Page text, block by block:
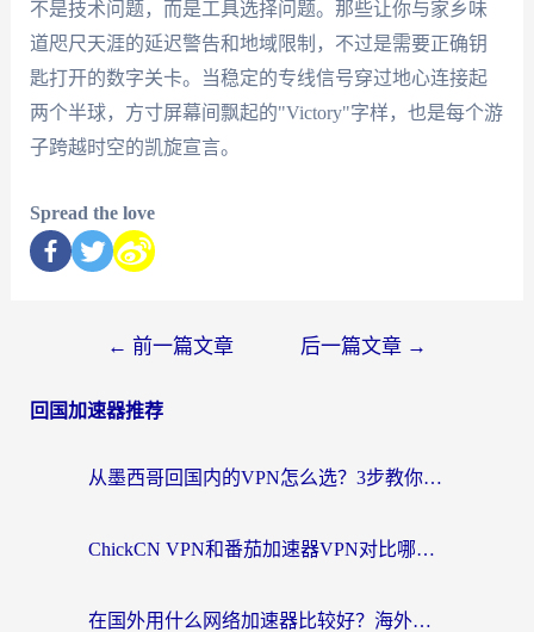
不是技术问题，而是工具选择问题。那些让你与家乡味
道咫尺天涯的延迟警告和地域限制，不过是需要正确钥
匙打开的数字关卡。当稳定的专线信号穿过地心连接起
两个半球，方寸屏幕间飘起的"Victory"字样，也是每个游
子跨越时空的凯旋宣言。
Spread the love
← 前一篇文章 后一篇文章 →
回国加速器推荐
从墨西哥回国内的VPN怎么选？3步教你无缝刷剧、玩国服游戏
ChickCN VPN和番茄加速器VPN对比哪个回国效果更好？海外党亲测后的真实答案
在国外用什么网络加速器比较好？海外党亲测：从痛点到解决方案的全攻略